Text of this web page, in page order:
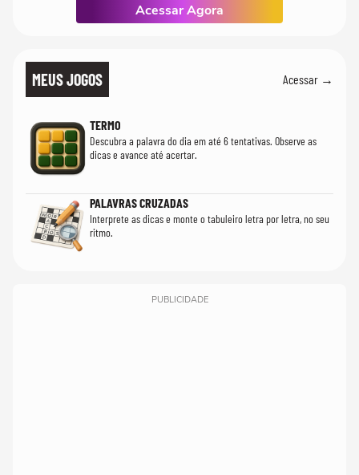
Acessar Agora
MEUS JOGOS Acessar →
TERMO
Descubra a palavra do dia em até 6 tentativas. Observe as
dicas e avance até acertar.
PALAVRAS CRUZADAS
Interprete as dicas e monte o tabuleiro letra por letra, no seu
ritmo.
PUBLICIDADE